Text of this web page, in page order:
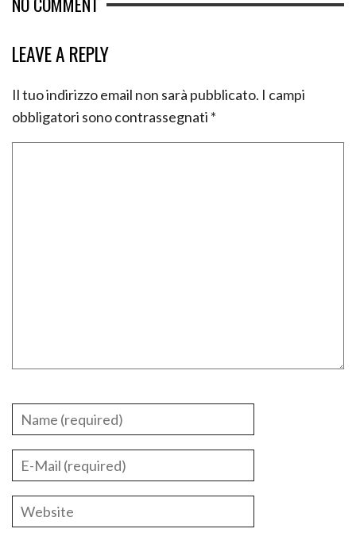
LEAVE A REPLY
Il tuo indirizzo email non sarà pubblicato. I campi
obbligatori sono contrassegnati *